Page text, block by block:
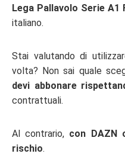
Lega Pallavolo Serie A1
italiano.
Stai valutando di
volta? Non sai quale
devi abbonare
contrattuali.
Al contrario, con DAZN
rischio.